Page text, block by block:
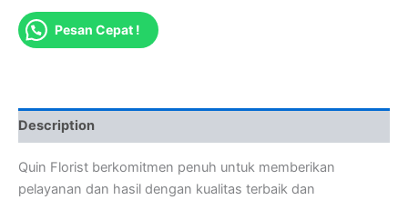
Pesan Cepat !
Description
Quin Florist berkomitmen penuh untuk memberikan
pelayanan dan hasil dengan kualitas terbaik dan